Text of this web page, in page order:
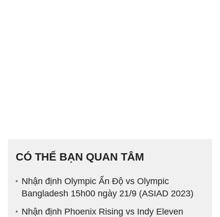
CÓ THỂ BẠN QUAN TÂM
Nhận định Olympic Ấn Độ vs Olympic
Bangladesh 15h00 ngày 21/9 (ASIAD 2023)
Nhận định Phoenix Rising vs Indy Eleven